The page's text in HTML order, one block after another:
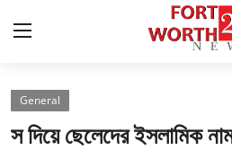
Home
General
স দিয়ে ছেলেদের ইসলামিক